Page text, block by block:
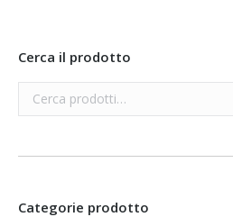
Cerca il prodotto
Categorie prodotto